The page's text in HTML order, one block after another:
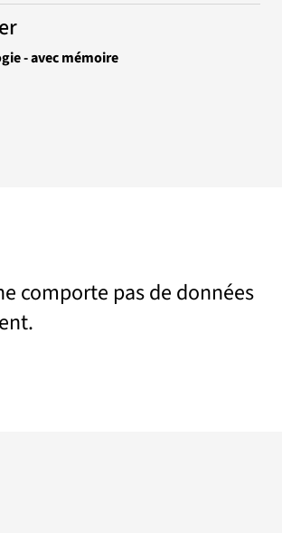
- avec mémoire
comporte pas de données